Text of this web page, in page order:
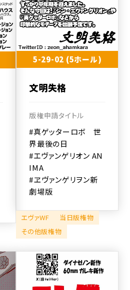
5-29-02 (5ホール)
文明失格
版権申請タイトル
#真ゲッターロボ 世
界最後の日
#エヴァンゲリオン AN
IMA
#ヱヴァンゲリヲン新
劇場版
エヴァWF
当日版権物
その他版権物